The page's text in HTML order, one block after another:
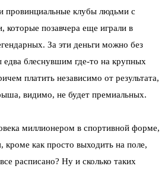
провинциальные клубы людьми с
которые позавчера еще играли в
За эти деньги можно без
едва блеснувшим где-то на крупных
платить независимо от результата,
видимо, не будет премиальных.
миллионером в спортивной форме,
кроме как просто выходить на поле,
расписано? Ну и сколько таких